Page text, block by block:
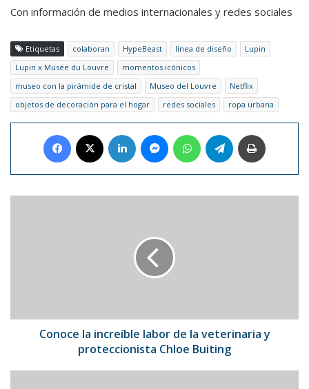
Con información de medios internacionales y redes sociales
Etiquetas colaboran HypeBeast línea de diseño
Lupin
Lupin x Musée du Louvre
momentos icónicos
museo con la pirámide de cristal
Museo del Louvre
Netflix
objetos de decoración para el hogar
redes sociales ropa urbana
Facebook LinkedIn MessengerWhatsAppTelegram
proteccionista
Conoce la increíble labor de la veterinaria y
proteccionista Chloe Buiting